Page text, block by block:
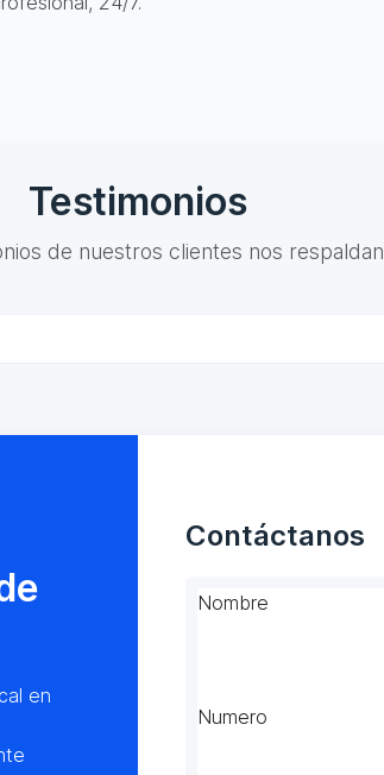
Testimonios
de nuestros clientes nos respaldan
en
Contáctanos
Nombre
Numero